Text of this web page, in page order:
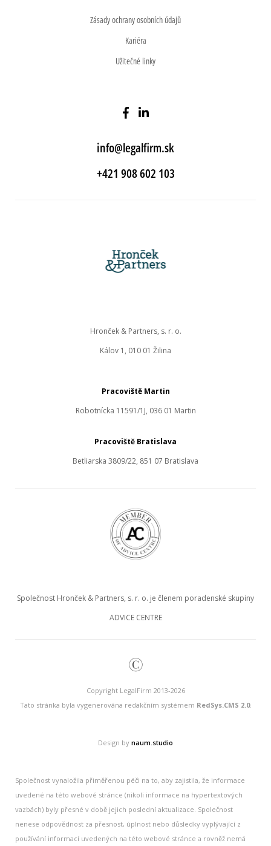
Zásady ochrany osobních údajů
Kariéra
Užitečné linky
info@legalfirm.sk
+421 908 602 103
Pracoviště Martin
Robotnícka 11591/1J, 036 01 Martin
Hronček & Partners, s. r. o.
Kálov 1, 010 01 Žilina
Pracoviště Bratislava
Betliarska 3809/22, 851 07 Bratislava
Společnost Hronček & Partners, s. r. o. je členem poradenské skupiny
ADVICE CENTRE
©
Copyright LegalFirm 2013-2026
Tato stránka byla vygenerována redakčním systémem RedSys.CMS 2.0.
Design by naum.studio
Společnost vynaložila přiměřenou péči na to, aby zajistila, že informace
uvedené na této webové stránce (nikoli informace na hypertextových
vazbách) byly přesné v době jejich poslední aktualizace. Společnost
nenese odpovědnost za přesnost, úplnost nebo důsledky vyplývající z
používání informací uvedených na této webové stránce a rovněž nemá